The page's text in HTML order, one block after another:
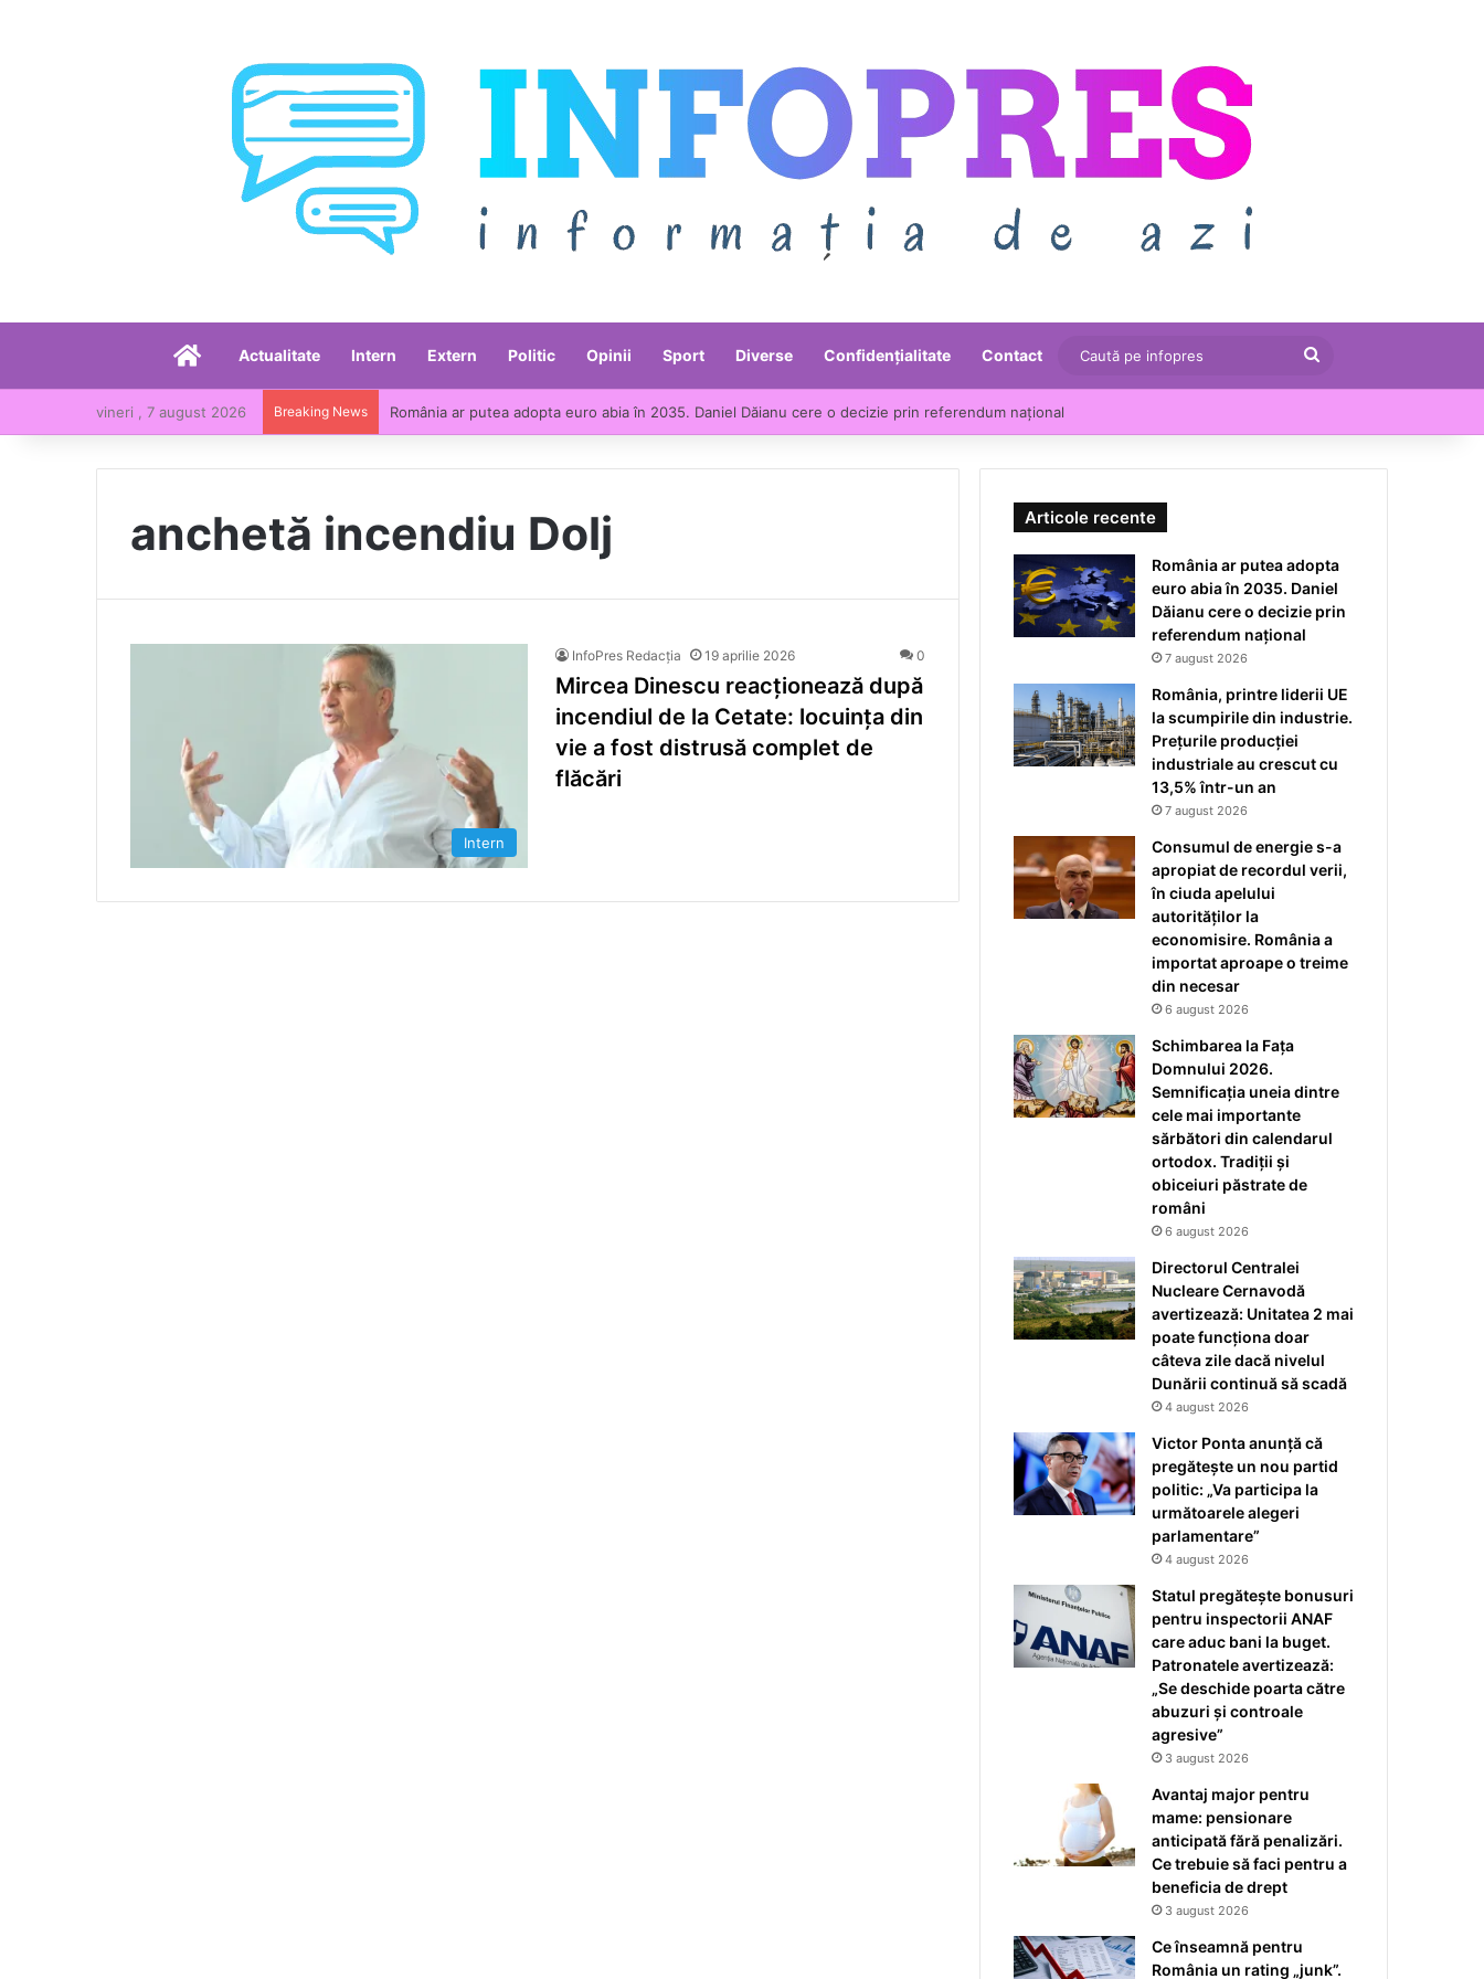
AcasăActualitate Intern Extern Politic Opinii Sport Diverse Confidențialitate Contact
Caută
pe
infopres
vineri , 7 august 2026 Breaking News România ar putea adopta euro abia în 2035. Daniel Dăianu cere o decizie prin referendum național
anchetă incendiu Dolj
Intern
InfoPres Redacția 19 aprilie 2026 0
Mircea Dinescu reacționează după
incendiul de la Cetate: locuința din
vie a fost distrusă complet de
flăcări
Articole recente
România ar putea adopta
euro abia în 2035. Daniel
Dăianu cere o decizie prin
referendum național
7 august 2026
România, printre liderii UE
la scumpirile din industrie.
Prețurile producției
industriale au crescut cu
13,5% într-un an
7 august 2026
Consumul de energie s-a
apropiat de recordul verii,
în ciuda apelului
autorităților la
economisire. România a
importat aproape o treime
din necesar
6 august 2026
Schimbarea la Fața
Domnului 2026.
Semnificația uneia dintre
cele mai importante
sărbători din calendarul
ortodox. Tradiții și
obiceiuri păstrate de
români
6 august 2026
Directorul Centralei
Nucleare Cernavodă
avertizează: Unitatea 2 mai
poate funcționa doar
câteva zile dacă nivelul
Dunării continuă să scadă
4 august 2026
Victor Ponta anunță că
pregătește un nou partid
politic: „Va participa la
următoarele alegeri
parlamentare”
4 august 2026
Statul pregătește bonusuri
pentru inspectorii ANAF
care aduc bani la buget.
Patronatele avertizează:
„Se deschide poarta către
abuzuri și controale
agresive”
3 august 2026
Avantaj major pentru
mame: pensionare
anticipată fără penalizări.
Ce trebuie să faci pentru a
beneficia de drept
3 august 2026
Ce înseamnă pentru
România un rating „junk”.